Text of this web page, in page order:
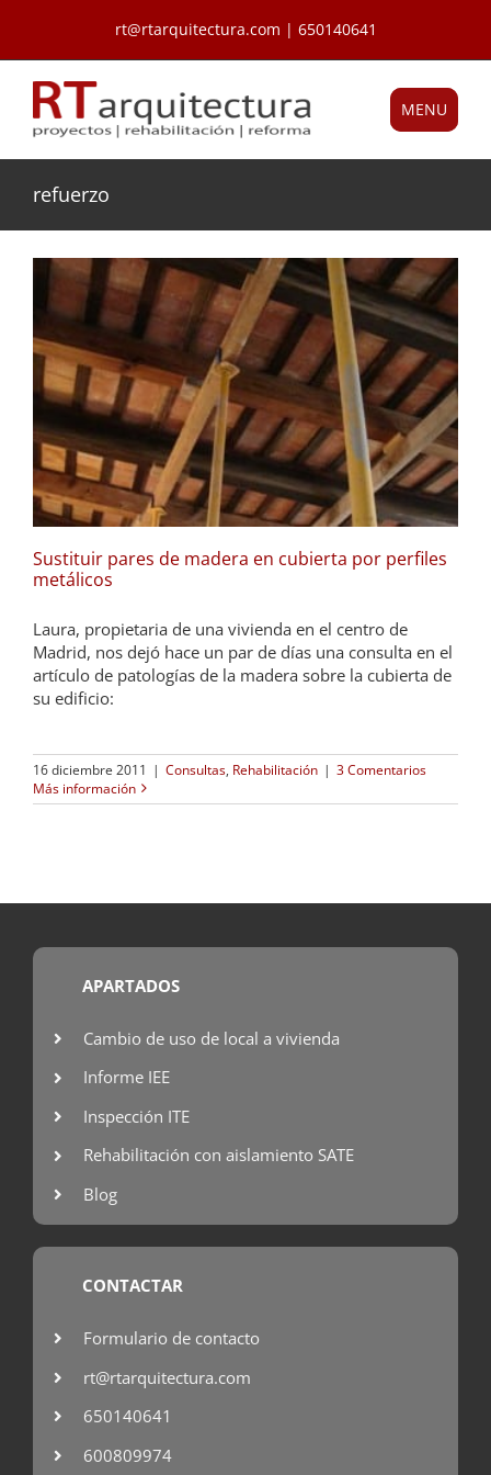
contenido
rt@rtarquitectura.com | 650140641
MENU
refuerzo
Sustituir pares de madera en cubierta por perfiles
metálicos
Laura, propietaria de una vivienda en el centro de
Madrid, nos dejó hace un par de días una consulta en el
artículo de patologías de la madera sobre la cubierta de
su edificio:
16 diciembre 2011 | Consultas, Rehabilitación | 3 Comentarios
Más información
APARTADOS
Cambio de uso de local a vivienda
Informe IEE
Inspección ITE
Rehabilitación con aislamiento SATE
Blog
CONTACTAR
Formulario de contacto
rt@rtarquitectura.com
650140641
600809974